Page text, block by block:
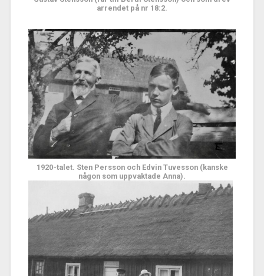
arrendet på nr 18:2.
1920-talet. Sten Persson och Edvin Tuvesson (kanske
någon som uppvaktade Anna).